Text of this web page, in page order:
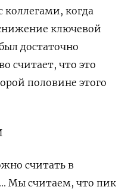
когда
ключевой
достаточно
считает, что это
половине этого
считать в
Мы считаем, что пик